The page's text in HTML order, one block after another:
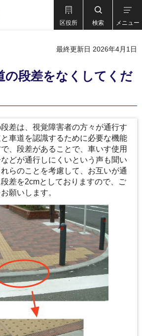
区役所 検索 メニュー
最終更新日 2026年4月1日
の段差をなくしてくだ
差は、視覚障害者の方々が通行す
車道を認識するために必要な機能
、段差があることで、車いす使用
どが通行しにくいという声も聞い
らのことを考慮して、お互いが通
差を2cmとしておりますので、ご
願いします。